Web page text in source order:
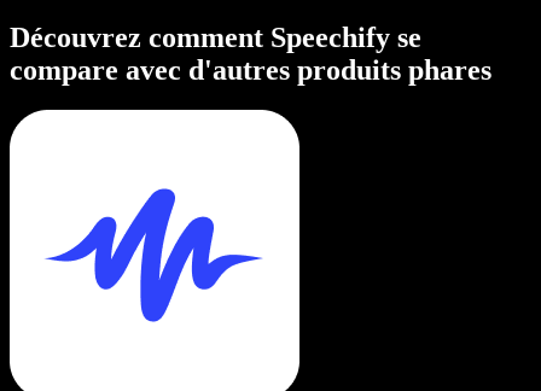
Découvrez comment Speechify se
compare avec d'autres produits phares